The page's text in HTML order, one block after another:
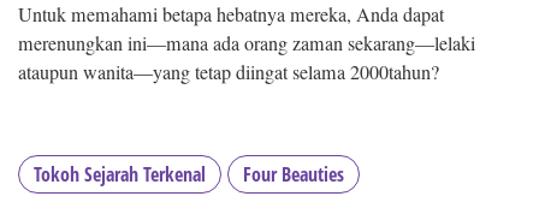
Untuk memahami betapa hebatnya mereka, Anda dapat
merenungkan ini—mana ada orang zaman sekarang—lelaki
ataupun wanita—yang tetap diingat selama 2000tahun?
Tokoh Sejarah Terkenal Four Beauties